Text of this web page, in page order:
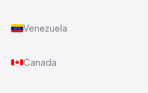
Venezuela
Canada